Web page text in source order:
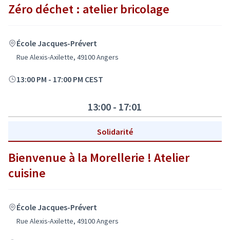
Zéro déchet : atelier bricolage
École Jacques-Prévert
Rue Alexis-Axilette, 49100 Angers
13:00 PM - 17:00 PM CEST
13:00 - 17:01
Solidarité
Bienvenue à la Morellerie ! Atelier
cuisine
École Jacques-Prévert
Rue Alexis-Axilette, 49100 Angers